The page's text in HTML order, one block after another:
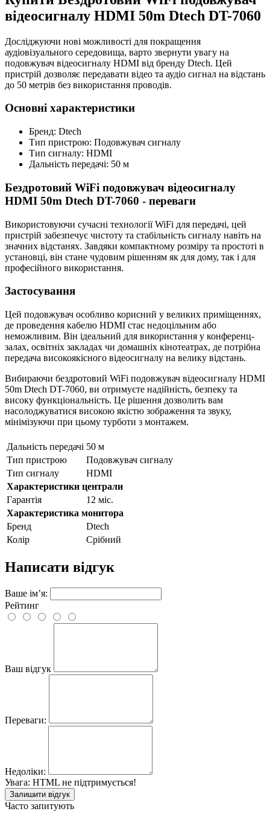
відеосигналу HDMI 50m Dtech DT-7060
Досліджуючи нові можливості для покращення
аудіовізуального середовища, варто звернути увагу на
подовжувач відеосигналу HDMI від бренду Dtech. Цей
пристрій дозволяє передавати відео та аудіо сигнал на відстань
до 50 метрів без використання проводів.
Основні характеристики
Бренд: Dtech
Тип пристрою: Подовжувач сигналу
Тип сигналу: HDMI
Дальність передачі: 50 м
Бездротовий WiFi подовжувач відеосигналу
HDMI 50m Dtech DT-7060 - переваги
Використовуючи сучасні технології WiFi для передачі, цей
пристрій забезпечує чистоту та стабільність сигналу навіть на
значних відстанях. Завдяки компактному розміру та простоті в
установці, він стане чудовим рішенням як для дому, так і для
професійного використання.
Застосування
Цей подовжувач особливо корисний у великих приміщеннях,
де проведення кабелю HDMI стає недоцільним або
неможливим. Він ідеальний для використання у конференц-
залах, освітніх закладах чи домашніх кінотеатрах, де потрібна
передача високоякісного відеосигналу на велику відстань.
Вибираючи бездротовий WiFi подовжувач відеосигналу HDMI
50m Dtech DT-7060, ви отримуєте надійність, безпеку та
високу функціональність. Це рішення дозволить вам
насолоджуватися високою якістю зображення та звуку,
мінімізуючи при цьому турботи з монтажем.
Дальність передачі 50 м
Тип пристрою
Подовжувач сигналу
Тип сигналу
HDMI
Характеристики централи
Гарантія
12 міс.
Характеристика монитора
Бренд
Dtech
Колір
Срібний
Написати відгук
Ваше ім’я:
Рейтинг
Ваш відгук
Переваги:
Недоліки:
Увага: HTML не підтримується!
Залишити відгук
Часто запитують